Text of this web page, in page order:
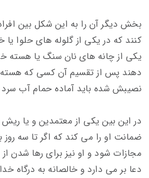
بخش دیگر آن را به این شكل بین
كنند كه در یكی از گلوله های حلوا یا
یكی از چانه های نان سنگ یا هسته
دهند پس از تقسیم آن كسی كه
نصیبش شده باید آماده حمام آب
در این بین یكی از معتمدین و یا
ضمانت او را می كند كه اگر تا سه روز
مجازات شود و او نیز برای رها شدن
دعا بر می دارد و خالصانه به درگاه